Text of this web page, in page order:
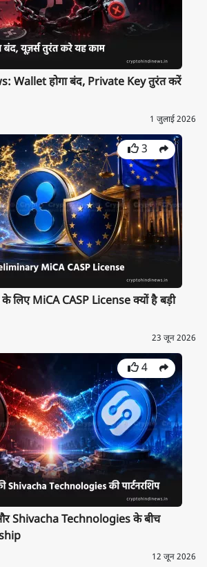
Wallet होगा बंद, Private Key तुरंत करें
1 जुलाई 2026
3
लिए MiCA CASP License क्यों है बड़ी
23 जून 2026
4
Shivacha Technologies के बीच
12 जून 2026